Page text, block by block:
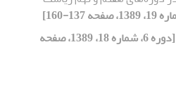
[دوره 6، شماره 18، 1389، صفحه